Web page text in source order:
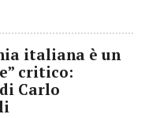
italiana è un
critico:
Carlo